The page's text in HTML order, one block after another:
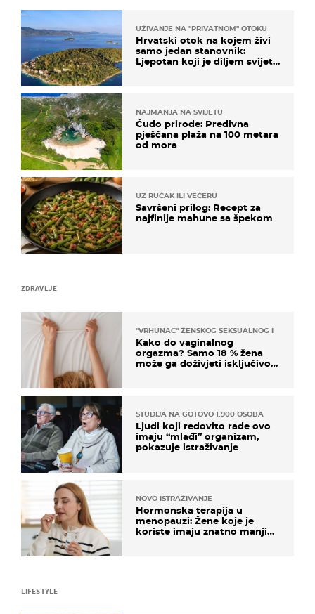
ZDRAVLJE
"VRHUNAC" ŽENSKOG SEKSUALNOG ISKUSTVA
Kako do vaginalnog
orgazma? Samo 18 % žena
može ga doživjeti isključivo
STUDIJA NA GOTOVO 1.900 OSOBA
Ljudi koji redovito rade ovo
imaju “mlađi” organizam,
pokazuje istraživanje
NOVO ISTRAŽIVANJE
Hormonska terapija u
menopauzi: Žene koje je
koriste imaju znatno manji
UŽIVANJE NA "PRIVATNOM" OTOKU
Hrvatski otok na kojem živi
samo jedan stanovnik:
Ljepotan koji je diljem svijeta
NAJMANJA NA SVIJETU
Čudo prirode: Predivna
pješčana plaža na 100 metara
od mora
UZ RUČAK ILI VEČERU
Savršeni prilog: Recept za
najfinije mahune sa špekom
LIFESTYLE